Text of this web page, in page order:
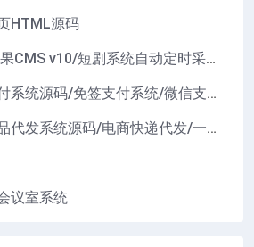
HTML源码
2025短视频苹果CMS v10/短剧系统自动定时采集H5移动端在线影视视频短剧源码小剧场短剧影视源码
个人码免签支付系统源码/免签支付系统/微信支付平台
最新全开源礼品代发系统源码/电商快递代发/一件代发系统
议室系统